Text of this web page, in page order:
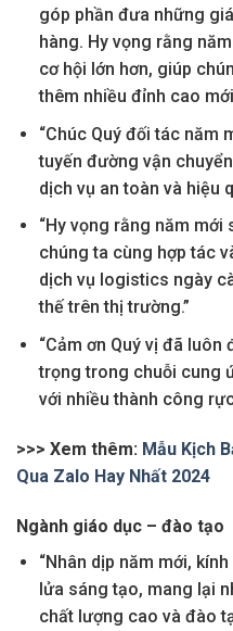
góp phần đưa những
hàng. Hy vọng rằng
cơ hội lớn hơn, giúp
thêm nhiều đỉnh cao
“Chúc Quý đối tác năm
tuyến đường vận
dịch vụ an toàn và hiệu
“Hy vọng rằng năm
chúng ta cùng hợp tác
dịch vụ logistics ngày
thế trên thị trường.”
“Cảm ơn Quý vị đã
trọng trong chuỗi cung
với nhiều thành công
>>> Xem thêm: Mẫu Kịch
Qua Zalo Hay Nhất 2024
Ngành giáo dục – đào tạo
“Nhân dịp năm mới,
lửa sáng tạo, mang lại
chất lượng cao và đào